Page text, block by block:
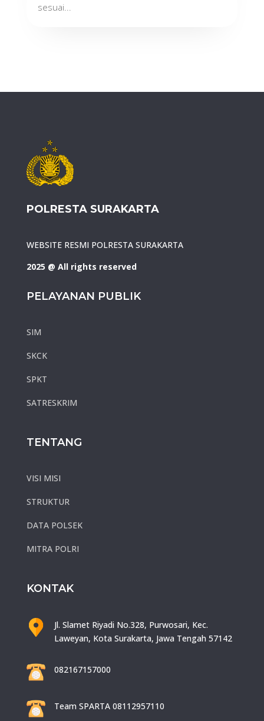
sesuai...
POLRESTA SURAKARTA
WEBSITE RESMI POLRESTA SURAKARTA
2025 @ All rights reserved
PELAYANAN PUBLIK
SIM
SKCK
SPKT
SATRESKRIM
TENTANG
VISI MISI
STRUKTUR
DATA POLSEK
MITRA POLRI
KONTAK
Jl. Slamet Riyadi No.328, Purwosari, Kec.
Laweyan, Kota Surakarta, Jawa Tengah 57142
082167157000
Team SPARTA 08112957110